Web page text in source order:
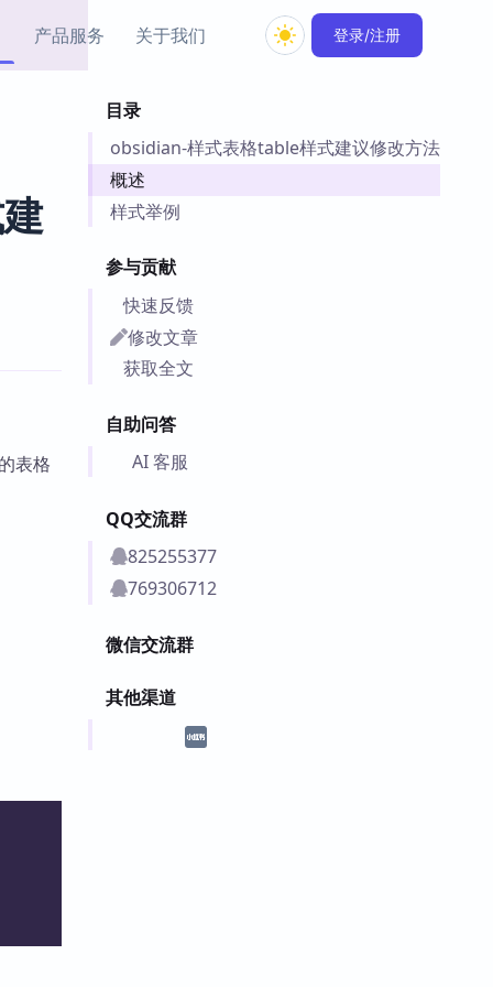
产品服务
思维导图插件
出品的闪念笔记
实例库
Obsidian 教程
关于我们 登录/注册
目录
obsidian-样式表格table样式建议修改方法
概述
样式举例
参与贡献
快速反馈
修改文章
获取全文
自助问答
AI 客服
QQ交流群
825255377
769306712
微信交流群
其他渠道
表格